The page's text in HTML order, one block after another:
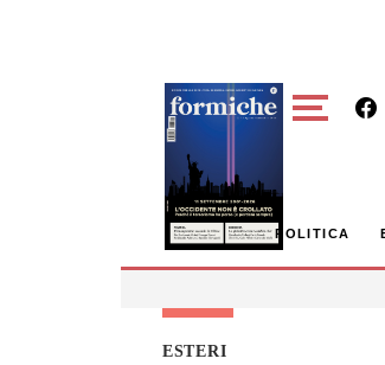
POLITICA
ESTERI